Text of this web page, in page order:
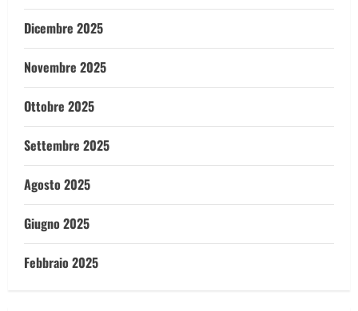
Dicembre 2025
Novembre 2025
Ottobre 2025
Settembre 2025
Agosto 2025
Giugno 2025
Febbraio 2025